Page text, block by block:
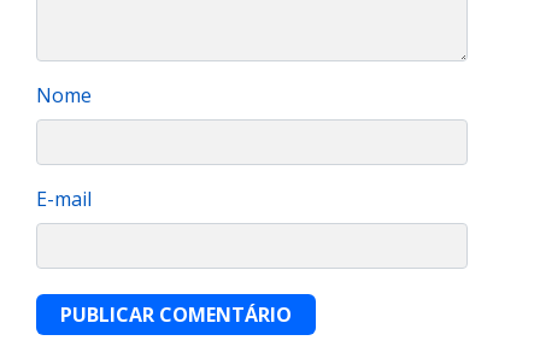
Nome
E-mail
PUBLICAR COMENTÁRIO